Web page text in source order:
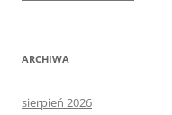
ARCHIWA
sierpień 2026